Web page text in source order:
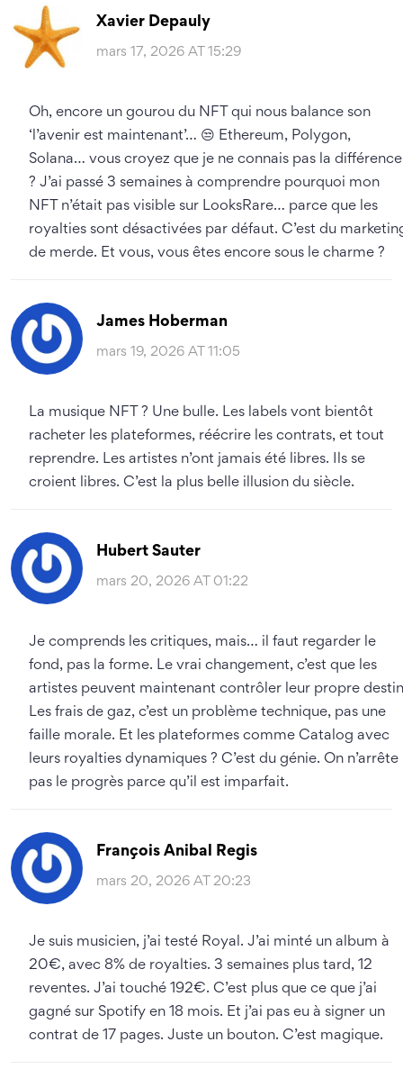
Xavier Depauly
mars 17, 2026 AT 15:29
Oh, encore un gourou du NFT qui nous balance son
‘l’avenir est maintenant’… 😒 Ethereum, Polygon,
Solana… vous croyez que je ne connais pas la différence
? J’ai passé 3 semaines à comprendre pourquoi mon
NFT n’était pas visible sur LooksRare… parce que les
royalties sont désactivées par défaut. C’est du
de merde. Et vous, vous êtes encore sous le charme ?
James Hoberman
mars 19, 2026 AT 11:05
La musique NFT ? Une bulle. Les labels vont bientôt
racheter les plateformes, réécrire les contrats, et tout
reprendre. Les artistes n’ont jamais été libres. Ils se
croient libres. C’est la plus belle illusion du siècle.
Hubert Sauter
mars 20, 2026 AT 01:22
Je comprends les critiques, mais… il faut regarder le
fond, pas la forme. Le vrai changement, c’est que les
artistes peuvent maintenant contrôler leur propre
Les frais de gaz, c’est un problème technique, pas une
faille morale. Et les plateformes comme Catalog avec
leurs royalties dynamiques ? C’est du génie. On n’arrête
pas le progrès parce qu’il est imparfait.
François Anibal Regis
mars 20, 2026 AT 20:23
Je suis musicien, j’ai testé Royal. J’ai minté un album à
20€, avec 8% de royalties. 3 semaines plus tard, 12
reventes. J’ai touché 192€. C’est plus que ce que j’ai
gagné sur Spotify en 18 mois. Et j’ai pas eu à signer un
contrat de 17 pages. Juste un bouton. C’est magique.